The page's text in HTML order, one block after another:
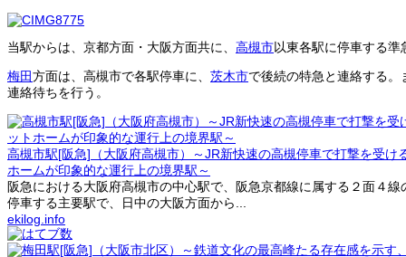
当駅からは、京都方面・大阪方面共に、 高槻市以東各駅に停車する
梅田方面は、高槻市で各駅停車に、 茨木市で後続の特急と連絡する。
連絡待ちを行う。
高槻市駅[阪急]（大阪府高槻市）～JR新快速の高槻停車で打撃を受
ホームが印象的な運行上の境界駅～
阪急における大阪府高槻市の中心駅で、阪急京都線に属する２面４
停車する主要駅で、日中の大阪方面から...
ekilog.info